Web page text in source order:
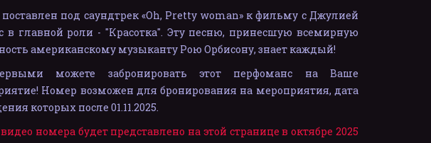
под саундтрек «Oh, Pretty woman» к фильму с Джулией
в главной роли - "Красотка". Эту песню, принесшую всемирную
американскому музыканту Рою Орбисону, знает каждый!
можете забронировать этот перфоманс на Ваше
Номер возможен для бронирования на мероприятия, дата
которых после 01.11.2025.
номера будет представлено на этой странице в октябре 2025